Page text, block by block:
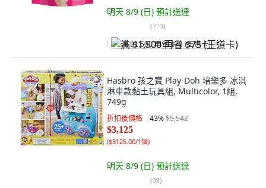
明天 8/9 (日) 預計送達
(773)
满 $1,500 再省 $75 (王道卡)
Hasbro 孩之寶 Play-Doh 培樂多 冰淇
淋車款黏土玩具組, Multicolor, 1組,
749g
折扣後價格 43%$5,542
$3,125
($3125.00/1個)
明天 8/9 (日) 預計送達
(39)